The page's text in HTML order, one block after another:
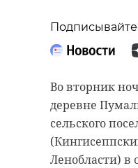
Во вторник
деревне
сельского
Ленобласти)
В
“особняк
века
18 августа 2020, 16:53
разгадал
и узнал
об
11 февраля 2020, 14:59